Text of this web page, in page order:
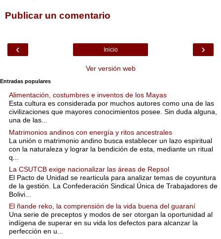
Publicar un comentario
‹ ›
Inicio
Ver versión web
Entradas populares
Alimentación, costumbres e inventos de los Mayas
Esta cultura es considerada por muchos autores como una de las
civilizaciones que mayores conocimientos posee. Sin duda alguna,
una de las...
Matrimonios andinos con energía y ritos ancestrales
La unión o matrimonio andino busca establecer un lazo espiritual
con la naturaleza y lograr la bendición de esta, mediante un ritual
q...
La CSUTCB exige nacionalizar las áreas de Repsol
El Pacto de Unidad se rearticula para analizar temas de coyuntura
de la gestión. La Confederación Sindical Única de Trabajadores de
Bolivi...
El ñande reko, la comprensión de la vida buena del guaraní
Una serie de preceptos y modos de ser otorgan la oportunidad al
indígena de superar en su vida los defectos para alcanzar la
perfección en u...